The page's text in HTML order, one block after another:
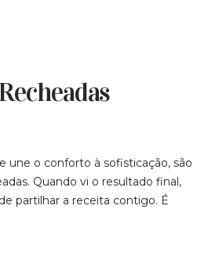
une o conforto à sofisticação, são
Quando vi o resultado final,
partilhar a receita contigo. É